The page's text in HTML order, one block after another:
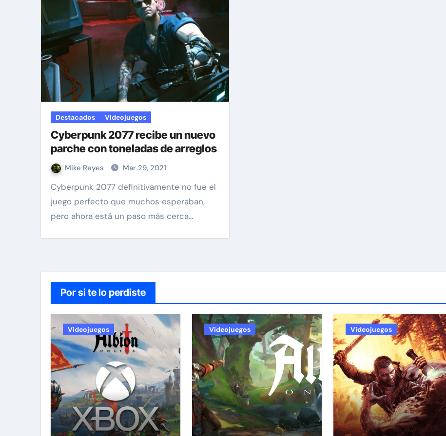
Destacados Videojuegos
Cyberpunk 2077 recibe un nuevo
parche con toneladas de arreglos
Mike Reyes Mar 29, 2021
Cyberpunk 2077 definitivamente no fue el
juego perfecto que muchos esperaban,
pero ahora está un paso más cerca…
Por si te lo perdiste
Videojuegos Videojuegos Videojuegos